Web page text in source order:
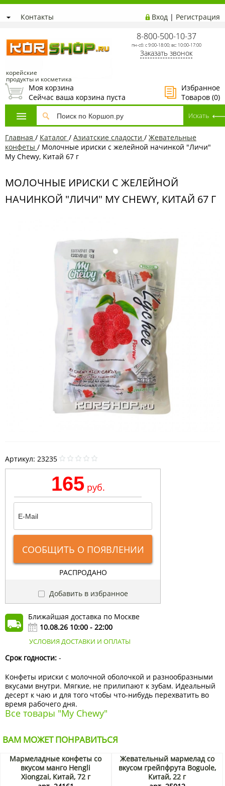
Контакты Вход | Регистрация
корейские
продукты и косметика
8-800-500-10-37
пн-сб: с 9:00-18:00; вс: 10:00-17:00
Заказать звонок
Избранное
Товаров (0)
Моя корзина
Сейчас ваша корзина пуста
Главная / Каталог / Азиатcкие сладости / Жевательные
конфеты / Молочные ириски с желейной начинкой "Личи"
My Chewy, Китай 67 г
МОЛОЧНЫЕ ИРИСКИ С ЖЕЛЕЙНОЙ
НАЧИНКОЙ "ЛИЧИ" MY CHEWY, КИТАЙ 67 Г
Артикул: 23235
165 руб.
СООБЩИТЬ О ПОЯВЛЕНИИ
РАСПРОДАНО
Добавить в избранное
Ближайшая доставка по Москве
10.08.26 10:00 - 22:00
УСЛОВИЯ ДОСТАВКИ И ОПЛАТЫ
Срок годности: -
Конфеты ириски с молочной оболочкой и разнообразными
вкусами внутри. Мягкие, не прилипают к зубам. Идеальный
десерт к чаю и для того чтобы что-нибудь перехватить во
время рабочего дня.
Все товары "My Chewy"
ВАМ МОЖЕТ ПОНРАВИТЬСЯ
Мармеладные конфеты со
вкусом манго Hengli
Xiongzai, Китай, 72 г
Жевательный мармелад со
вкусом грейпфрута Boguole,
Китай, 22 г